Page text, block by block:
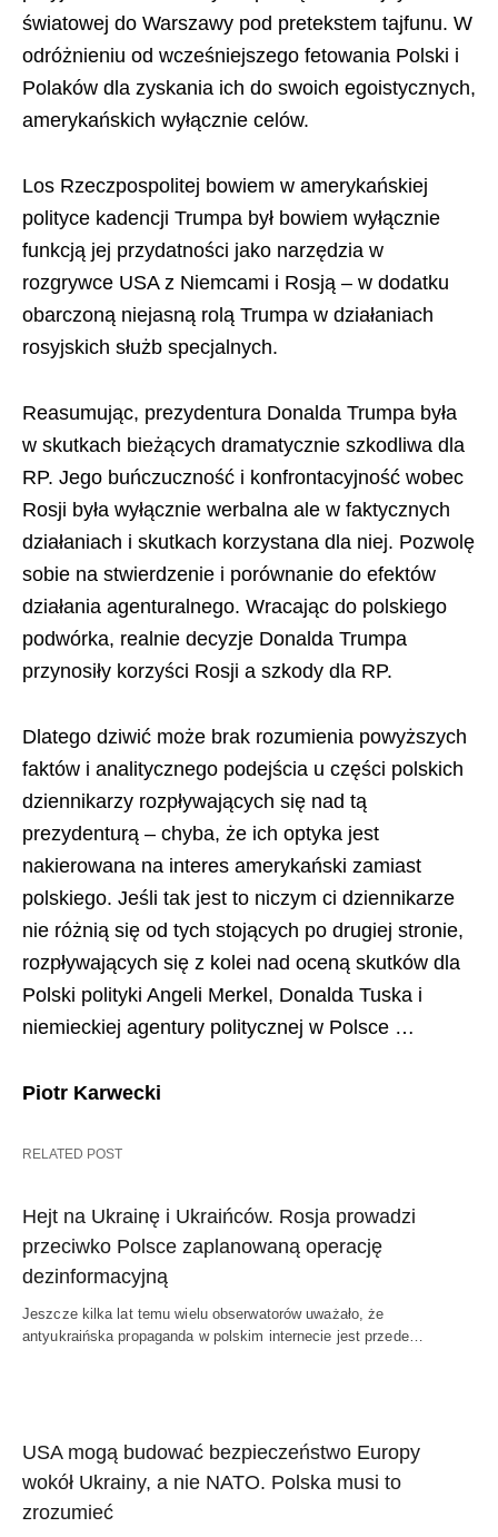
światowej do Warszawy pod pretekstem tajfunu. W
odróżnieniu od wcześniejszego fetowania Polski i
Polaków dla zyskania ich do swoich egoistycznych,
amerykańskich wyłącznie celów.
Los Rzeczpospolitej bowiem w amerykańskiej
polityce kadencji Trumpa był bowiem wyłącznie
funkcją jej przydatności jako narzędzia w
rozgrywce USA z Niemcami i Rosją – w dodatku
obarczoną niejasną rolą Trumpa w działaniach
rosyjskich służb specjalnych.
Reasumując, prezydentura Donalda Trumpa była
w skutkach bieżących dramatycznie szkodliwa dla
RP. Jego buńczuczność i konfrontacyjność wobec
Rosji była wyłącznie werbalna ale w faktycznych
działaniach i skutkach korzystana dla niej. Pozwolę
sobie na stwierdzenie i porównanie do efektów
działania agenturalnego. Wracając do polskiego
podwórka, realnie decyzje Donalda Trumpa
przynosiły korzyści Rosji a szkody dla RP.
Dlatego dziwić może brak rozumienia powyższych
faktów i analitycznego podejścia u części polskich
dziennikarzy rozpływających się nad tą
prezydenturą – chyba, że ich optyka jest
nakierowana na interes amerykański zamiast
polskiego. Jeśli tak jest to niczym ci dziennikarze
nie różnią się od tych stojących po drugiej stronie,
rozpływających się z kolei nad oceną skutków dla
Polski polityki Angeli Merkel, Donalda Tuska i
niemieckiej agentury politycznej w Polsce …
Piotr Karwecki
RELATED POST
Hejt na Ukrainę i Ukraińców. Rosja prowadzi
przeciwko Polsce zaplanowaną operację
dezinformacyjną
Jeszcze kilka lat temu wielu obserwatorów uważało, że
antyukraińska propaganda w polskim internecie jest przede…
USA mogą budować bezpieczeństwo Europy
wokół Ukrainy, a nie NATO. Polska musi to
zrozumieć